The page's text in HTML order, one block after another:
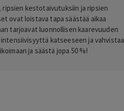
kestotaivutuksiin ja ripsien
ovat loistava tapa säästää aikaa
tarjoavat luonnollisen kaarevuuden
katseeseen ja vahvistaa
ja säästä jopa 50 %!